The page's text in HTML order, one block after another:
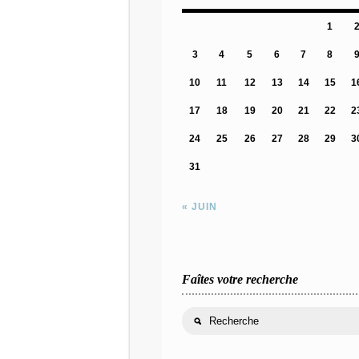
« JUIN
1 2
3 4 5 6 7 8 9
10 11 12 13 14 15
17 18 19 20 21 22
24 25 26 27 28 29
31
Faîtes votre recherche